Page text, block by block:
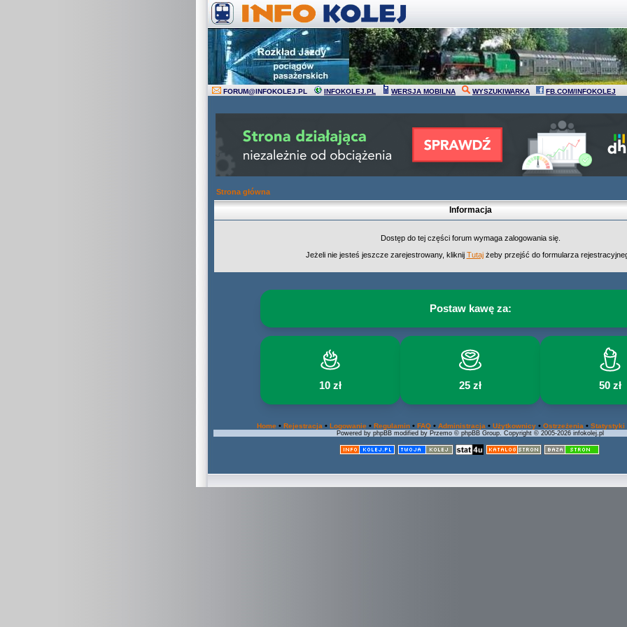
FORUM@INFOKOLEJ.PL INFOKOLEJ.PL WERSJA MOBILNA WYSZUKIWARKA FB.COM/INFOKOLEJ
Strona główna
Informacja
Dostęp do tej części forum wymaga zalogowania się.
Jeżeli nie jesteś jeszcze zarejestrowany, kliknij Tutajżeby przejść do formularza
Postaw kawę za:
10 zł 25 zł 50 zł
Home • Rejestracja • Logowanie • Regulamin • FAQ • Administracja • Użytkownicy • Ostrzeżenia • Statystyki
Powered by phpBB modified by Przemo © phpBB Group. Copyright © 2005-2026 infokolej.pl